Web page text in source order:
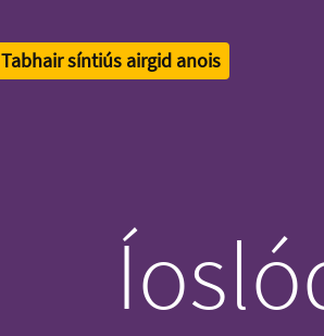
Tabhair síntiús airgid anois